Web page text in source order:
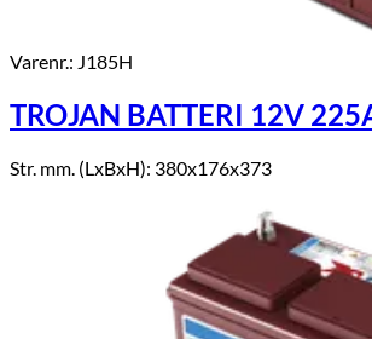
Varenr.: J185H
TROJAN BATTERI 12V
Str. mm. (LxBxH): 380x176x373